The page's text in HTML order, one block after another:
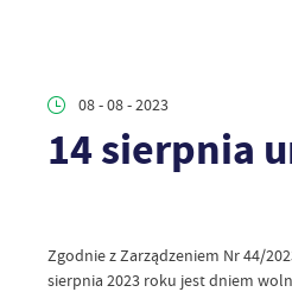
08 - 08 - 2023
14 sierpnia
Zgodnie z Zarządzeniem Nr 44/
sierpnia 2023 roku jest dniem